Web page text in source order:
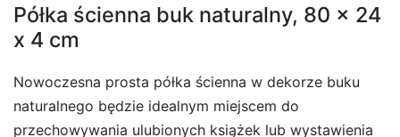
Półka ścienna buk naturalny, 80 x 24
x 4 cm
Nowoczesna prosta półka ścienna w dekorze buku
naturalnego będzie idealnym miejscem do
przechowywania ulubionych książek lub wystawienia